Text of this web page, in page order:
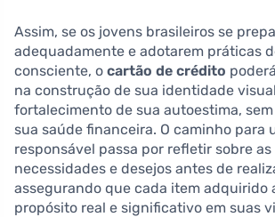
Assim, se os jovens brasileiros se
adequadamente e adotarem práticas
consciente, o cartão de crédito
na construção de sua identidade
fortalecimento de sua autoestima,
sua saúde financeira. O caminho para
responsável passa por refletir sobre
necessidades e desejos antes de
assegurando que cada item adquirido
propósito real e significativo em suas